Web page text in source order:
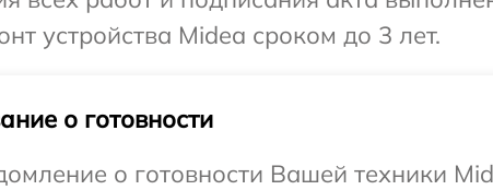
устройства Midea сроком до 3 лет.
о готовности
о готовности Вашей техники